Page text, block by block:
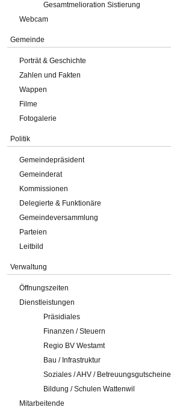
Gesamtmelioration Sistierung
Webcam
Gemeinde
Porträt & Geschichte
Zahlen und Fakten
Wappen
Filme
Fotogalerie
Politik
Gemeindepräsident
Gemeinderat
Kommissionen
Delegierte & Funktionäre
Gemeindeversammlung
Parteien
Leitbild
Verwaltung
Öffnungszeiten
Dienstleistungen
Präsidiales
Finanzen / Steuern
Regio BV Westamt
Bau / Infrastruktur
Soziales / AHV / Betreuungsgutscheine
Bildung / Schulen Wattenwil
Mitarbeitende